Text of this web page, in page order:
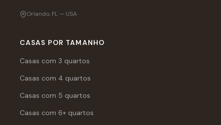
Orlando, FL — USA
CASAS POR TAMANHO
Casas com 3 quartos
Casas com 4 quartos
Casas com 5 quartos
Casas com 6+ quartos